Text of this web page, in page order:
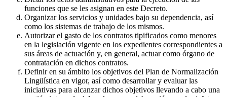
funciones que se les asignan en este Decreto.
Organizar los servicios y unidades bajo su dependencia, así
como los sistemas de trabajo de los mismos.
Autorizar el gasto de los contratos tipificados como menores
en la legislación vigente en los expedientes correspondientes a
sus áreas de actuación y, en general, actuar como órgano de
contratación en dichos contratos.
Definir en su ámbito los objetivos del Plan de Normalización
Lingüística en vigor, así como desarrollar y evaluar las
iniciativas para alcanzar dichos objetivos llevando a cabo una